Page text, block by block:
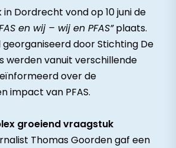
in Dordrecht vond op 10 juni de
en wij – wij en PFAS”plaats.
georganiseerd door Stichting De
werden vanuit verschillende
over de
impact van PFAS.
groeiend vraagstuk
Thomas Goorden gaf een